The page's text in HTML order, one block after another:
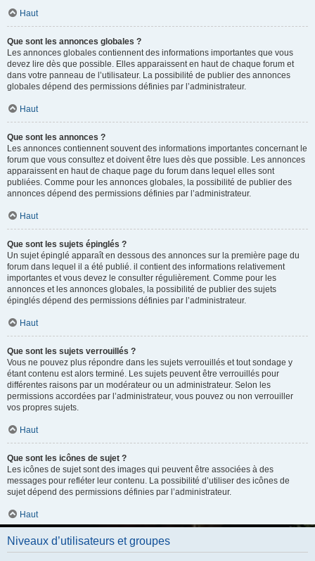
Haut
Que sont les annonces globales ?
Les annonces globales contiennent des informations importantes que vous
devez lire dès que possible. Elles apparaissent en haut de chaque forum et
dans votre panneau de l’utilisateur. La possibilité de publier des annonces
globales dépend des permissions définies par l’administrateur.
Haut
Que sont les annonces ?
Les annonces contiennent souvent des informations importantes concernant le
forum que vous consultez et doivent être lues dès que possible. Les annonces
apparaissent en haut de chaque page du forum dans lequel elles sont
publiées. Comme pour les annonces globales, la possibilité de publier des
annonces dépend des permissions définies par l’administrateur.
Haut
Que sont les sujets épinglés ?
Un sujet épinglé apparaît en dessous des annonces sur la première page du
forum dans lequel il a été publié. il contient des informations relativement
importantes et vous devez le consulter régulièrement. Comme pour les
annonces et les annonces globales, la possibilité de publier des sujets
épinglés dépend des permissions définies par l’administrateur.
Haut
Que sont les sujets verrouillés ?
Vous ne pouvez plus répondre dans les sujets verrouillés et tout sondage y
étant contenu est alors terminé. Les sujets peuvent être verrouillés pour
différentes raisons par un modérateur ou un administrateur. Selon les
permissions accordées par l’administrateur, vous pouvez ou non verrouiller
vos propres sujets.
Haut
Que sont les icônes de sujet ?
Les icônes de sujet sont des images qui peuvent être associées à des
messages pour refléter leur contenu. La possibilité d’utiliser des icônes de
sujet dépend des permissions définies par l’administrateur.
Haut
Niveaux d’utilisateurs et groupes